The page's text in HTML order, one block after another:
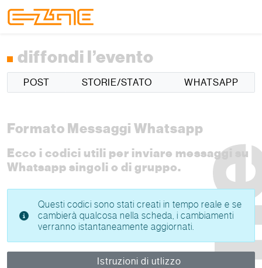
diffondi l’evento
POST STORIE/STATO WHATSAPP
Formato Messaggi Whatsapp
Ecco i codici utili per inviare messaggi su
Whatsapp singoli o di gruppo.
Questi codici sono stati creati in tempo reale e se
cambierà qualcosa nella scheda, i cambiamenti
verranno istantaneamente aggiornati.
Istruzioni di utlizzo